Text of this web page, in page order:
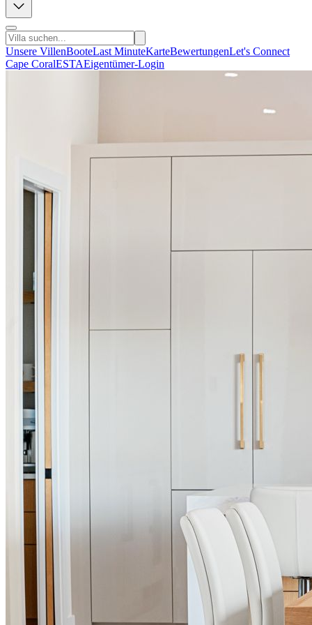
Unsere VillenBooteLast MinuteKarteBewertungenLet's Connect
Cape CoralESTAEigentümer-Login